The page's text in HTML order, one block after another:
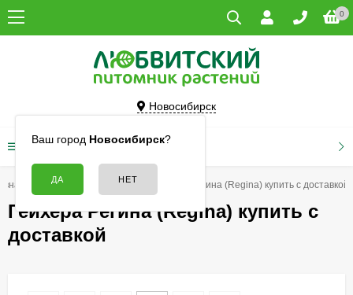
0
Новосибирск
Ваш город Новосибирск?
КАТАЛОГ ТОВАРОВ
Цветы Гейхеры Гейхера Регина (Regina) купить с доставкой
Гейхера Регина (Regina) купить с
доставкой